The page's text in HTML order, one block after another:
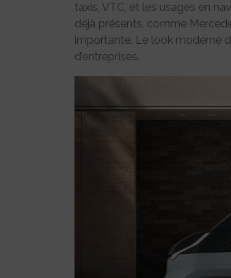
taxis, VTC, et les usages en
déjà présents, comme
importante. Le look moderne
d’entreprises.